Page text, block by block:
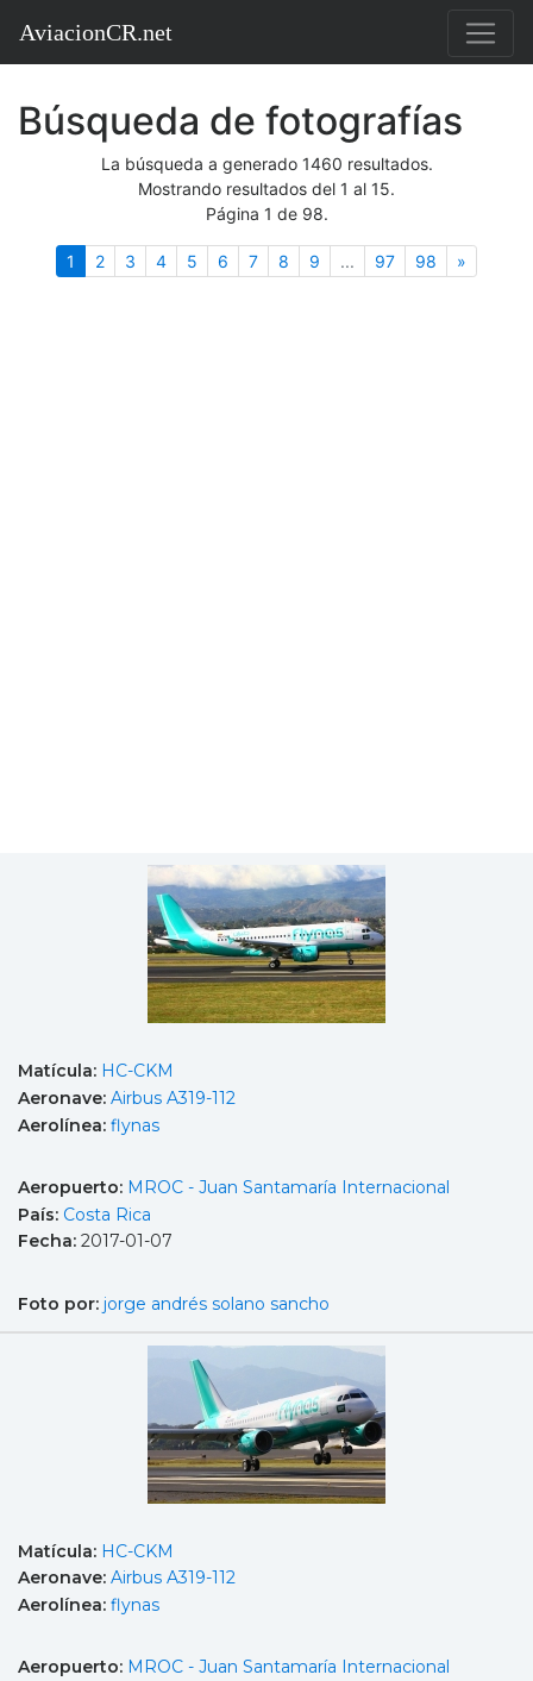
AviacionCR.net
Búsqueda de fotografías
La búsqueda a generado 1460 resultados.
Mostrando resultados del 1 al 15.
Página 1 de 98.
1 (actual)
2 3 4 5 6 7 8 9 ... 97 98 »
Matícula: HC-CKM
Aeronave: Airbus A319-112
Aerolínea: flynas
Aeropuerto: MROC - Juan Santamaría Internacional
País: Costa Rica
Fecha: 2017-01-07
Foto por: jorge andrés solano sancho
Matícula: HC-CKM
Aeronave: Airbus A319-112
Aerolínea: flynas
Aeropuerto: MROC - Juan Santamaría Internacional